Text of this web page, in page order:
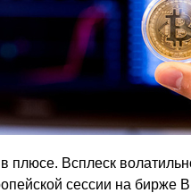
плюсе. Всплеск
сессии на бирже